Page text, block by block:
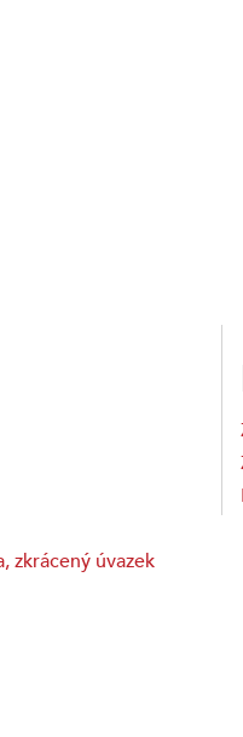
zkrácený úvazek